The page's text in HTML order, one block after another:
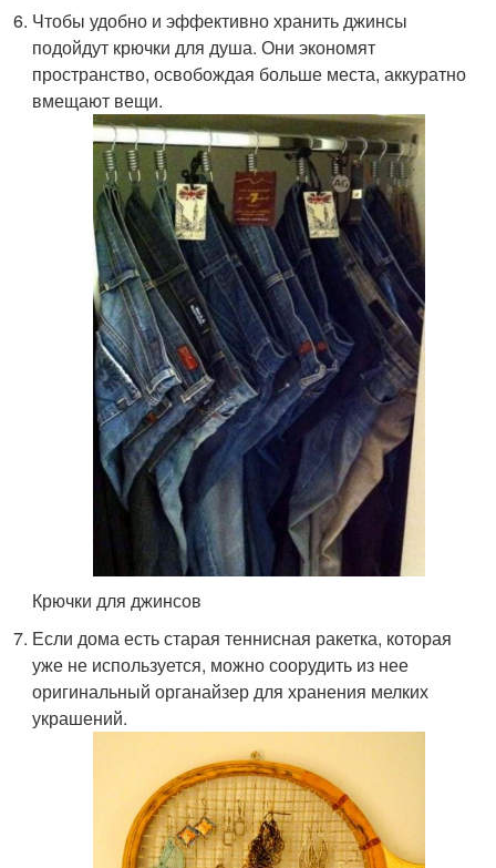
Чтобы удобно и эффективно хранить джинсы
подойдут крючки для душа. Они экономят
пространство, освобождая больше места, аккуратно
вмещают вещи.
Крючки для джинсов
Если дома есть старая теннисная ракетка, которая
уже не используется, можно соорудить из нее
оригинальный органайзер для хранения мелких
украшений.